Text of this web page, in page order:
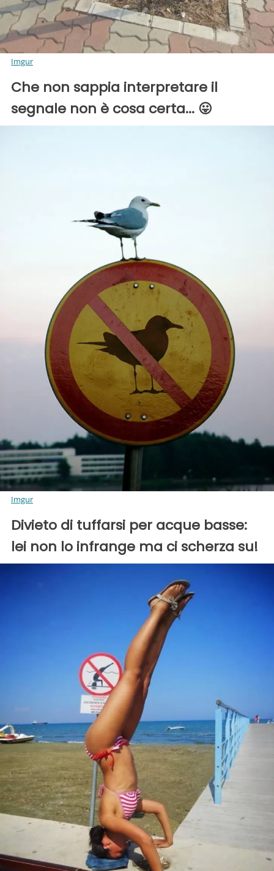
Imgur
Che non sappia interpretare il
segnale non è cosa certa... 😛
Imgur
Divieto di tuffarsi per acque basse:
lei non lo infrange ma ci scherza su!